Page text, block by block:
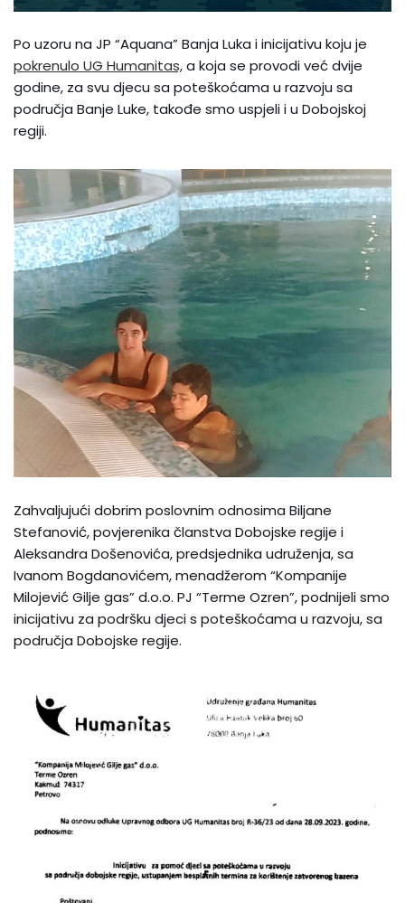
Po uzoru na JP “Aquana” Banja Luka i inicijativu koju je
pokrenulo UG Humanitas,a koja se provodi već dvije
godine, za svu djecu sa poteškoćama u razvoju sa
područja Banje Luke, takođe smo uspjeli i u Dobojskoj
regiji.
Zahvaljujući dobrim poslovnim odnosima Biljane
Stefanović, povjerenika članstva Dobojske regije i
Aleksandra Došenovića, predsjednika udruženja, sa
Ivanom Bogdanovićem, menadžerom “Kompanije
Milojević Gilje gas” d.o.o. PJ “Terme Ozren”, podnijeli smo
inicijativu za podršku djeci s poteškoćama u razvoju, sa
područja Dobojske regije.